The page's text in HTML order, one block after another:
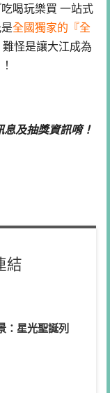
喝玩樂買 一站式
全國獨家的『全
怪是讓大江成為
及抽獎資訊唷！
結
：星光聖誕列